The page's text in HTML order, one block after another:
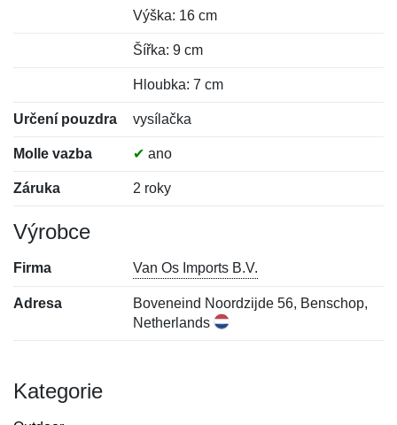
Výška: 16 cm
Šířka: 9 cm
Hloubka: 7 cm
Určení pouzdra vysílačka
Molle vazba ✔ ano
Záruka 2 roky
Výrobce
Firma Van Os Imports B.V.
Adresa
Boveneind Noordzijde 56, Benschop,
Netherlands
Kategorie